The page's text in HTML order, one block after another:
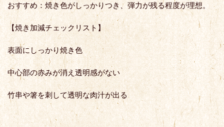
おすすめ：焼き色がしっかりつき、弾力が残る程度が理想。
【焼き加減チェックリスト】
表面にしっかり焼き色
中心部の赤みが消え透明感がない
竹串や箸を刺して透明な肉汁が出る